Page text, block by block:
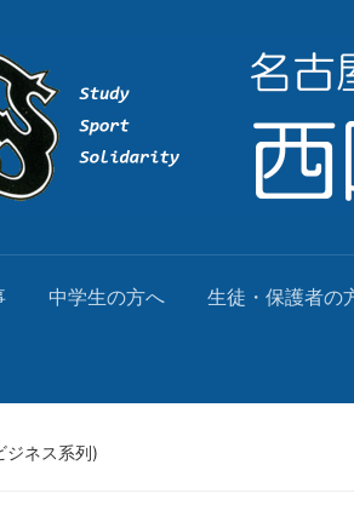
中学生の方へ 生徒・保護者の
ジネス系列)